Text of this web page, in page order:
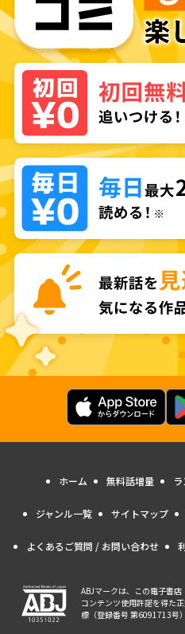
ホーム 無料話増量
ジャンル一覧 サイトマップ
よくあるご質問 / お問い合わせ
ABJマークは、この電子書
コンテンツ使用許諾を得た
標（登録番号 第6091713号）